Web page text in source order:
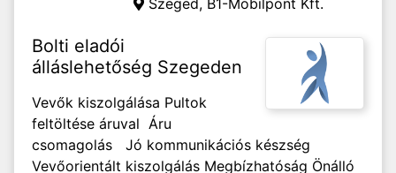
Szeged, B1-Mobilpont Kft.
Bolti eladói
álláslehetőség Szegeden
Vevők kiszolgálása Pultok
feltöltése áruval Áru
csomagolás Jó kommunikációs készség
Vevőorientált kiszolgálás Megbízhatóság Önálló